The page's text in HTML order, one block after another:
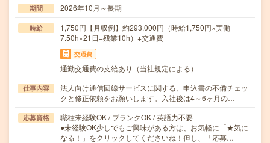
期間 2026年10月～長期
時給
1,750円【月収例】約293,000円（時給1,750円×実働
7.50h×21日+残業10h）+交通費
交通費
通勤交通費の支給あり（当社規定による）
仕事内容
法人向け通信回線サービスに関する、申込書の不備チェッ
クと修正依頼をお願いします。入社後は4～6ヶ月の…
応募資格
職種未経験OK / ブランクOK / 英語力不要
●未経験OK少しでもご興味がある方は、お気軽に「★気に
なる！」をクリックしてくださいね！但し、「応募…